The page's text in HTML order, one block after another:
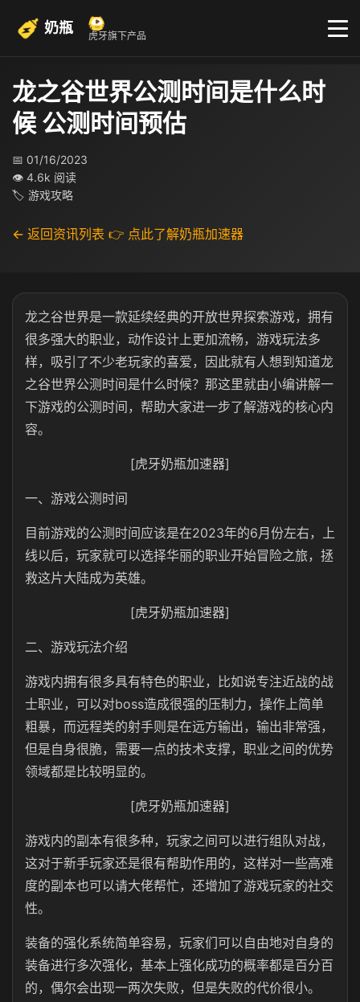
奶瓶 虎牙旗下产品
龙之谷世界公测时间是什么时
候 公测时间预估
📅 01/16/2023
👁 4.6k 阅读
🏷 游戏攻略
← 返回资讯列表 👉 点此了解奶瓶加速器
龙之谷世界是一款延续经典的开放世界探索游戏，拥有
很多强大的职业，动作设计上更加流畅，游戏玩法多
样，吸引了不少老玩家的喜爱，因此就有人想到知道龙
之谷世界公测时间是什么时候？那这里就由小编讲解一
下游戏的公测时间，帮助大家进一步了解游戏的核心内
容。
[虎牙奶瓶加速器]
一、游戏公测时间
目前游戏的公测时间应该是在2023年的6月份左右，上
线以后，玩家就可以选择华丽的职业开始冒险之旅，拯
救这片大陆成为英雄。
[虎牙奶瓶加速器]
二、游戏玩法介绍
游戏内拥有很多具有特色的职业，比如说专注近战的战
士职业，可以对boss造成很强的压制力，操作上简单
粗暴，而远程类的射手则是在远方输出，输出非常强，
但是自身很脆，需要一点的技术支撑，职业之间的优势
领域都是比较明显的。
[虎牙奶瓶加速器]
游戏内的副本有很多种，玩家之间可以进行组队对战，
这对于新手玩家还是很有帮助作用的，这样对一些高难
度的副本也可以请大佬帮忙，还增加了游戏玩家的社交
性。
装备的强化系统简单容易，玩家们可以自由地对自身的
装备进行多次强化，基本上强化成功的概率都是百分百
的，偶尔会出现一两次失败，但是失败的代价很小。